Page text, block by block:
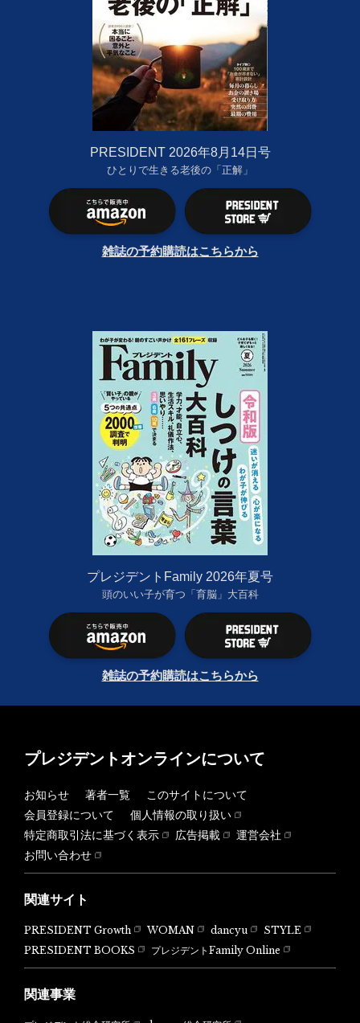
PRESIDENT 2026年8月14日号
ひとりで生きる老後の「正解」
雑誌の予約購読はこちらから
プレジデントFamily 2026年夏号
頭のいい子が育つ「育脳」大百科
雑誌の予約購読はこちらから
プレジデントオンラインについて
お知らせ 著者一覧
このサイトについて
会員登録について
個人情報の取り扱い
特定商取引法に基づく表示
広告掲載
運営会社
お問い合わせ
関連サイト
PRESIDENT Growth WOMAN dancyu
STYLE
PRESIDENT BOOKS
プレジデントFamily Online
関連事業